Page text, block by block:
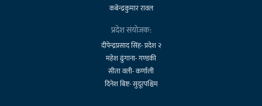
कबेन्द्रकुमार रावल
प्रदेश संयोजक:
दीपेन्द्रप्रसाद सिंह- प्रदेश २
महेश ढुंगाना- गण्डकी
सीता वली- कर्णाली
दिनेश बिष्ट- सुदूरपश्चिम